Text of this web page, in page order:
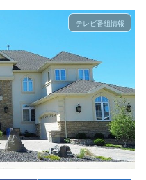
テレビ番組情報